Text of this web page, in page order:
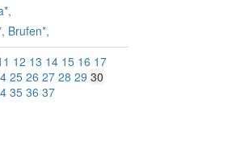
Brufen*,
12 13 14 15 16 17
25 26 27 28 29 30
35 36 37